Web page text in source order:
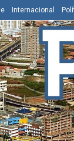
Internacional